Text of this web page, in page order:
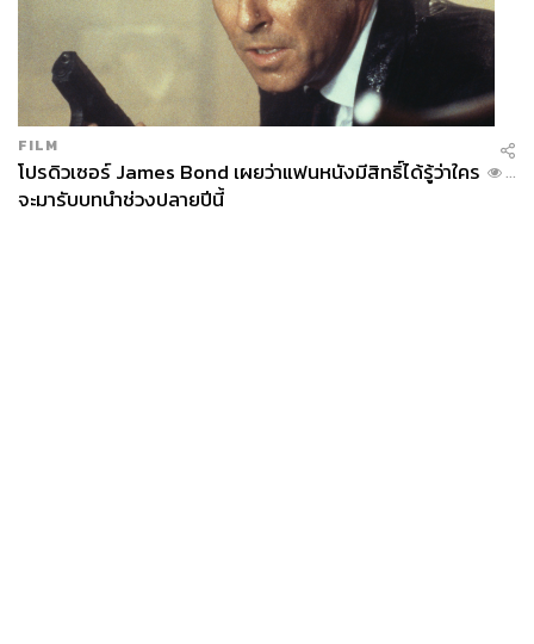
FILM
โปรดิวเซอร์ James Bond เผยว่าแฟนหนังมีสิทธิ์ได้รู้ว่าใคร
จะมารับบทนำช่วงปลายปีนี้
...